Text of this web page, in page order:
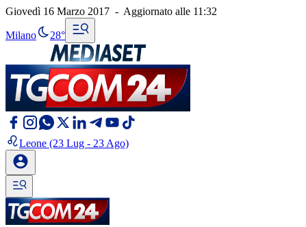
Giovedì 16 Marzo 2017 - Aggiornato alle 11:32
Milano 28°
Leone (23 Lug - 23 Ago)